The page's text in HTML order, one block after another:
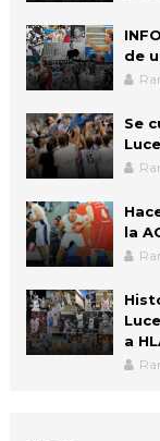
de
Se
la
a